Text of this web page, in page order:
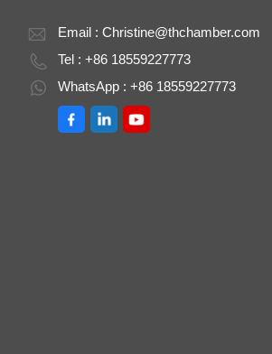
Email :Christine@thchamber.com
Tel : +86 18559227773
WhatsApp : +86 18559227773